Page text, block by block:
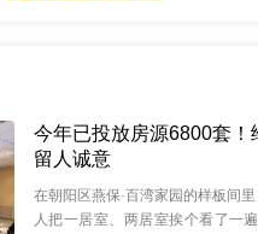
今年已投放房源6800套！
留人诚意
在朝阳区燕保·百湾家园的样板间
人把一居室、两居室挨个看了一